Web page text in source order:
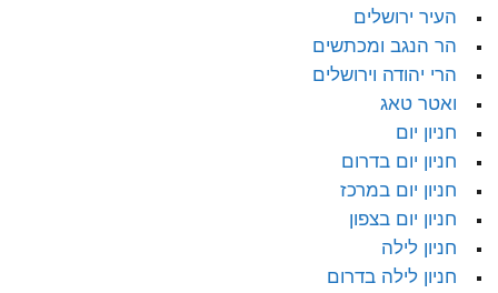
העיר ירושלים
הר הנגב ומכתשים
הרי יהודה וירושלים
ואטר טאג
חניון יום
חניון יום בדרום
חניון יום במרכז
חניון יום בצפון
חניון לילה
חניון לילה בדרום